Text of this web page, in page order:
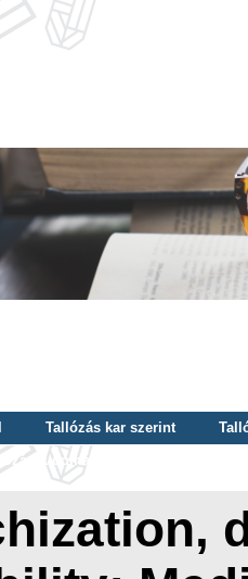
Tallózás kar szerint
tudományterület szerint